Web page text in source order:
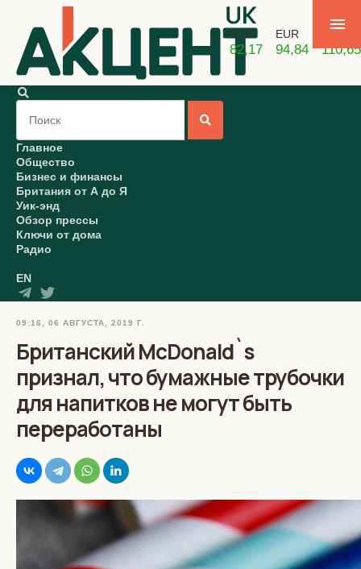
USD
82,17
EUR
94,84 110,65
Главное
Общество
Бизнес и финансы
Британия от А до Я
Уик-энд
Обзор прессы
Ключи от дома
Радио
EN
09:16, 06 АВГУСТА, 2019 Г.
Британский McDonald`s
признал, что бумажные трубочки
для напитков не могут быть
переработаны